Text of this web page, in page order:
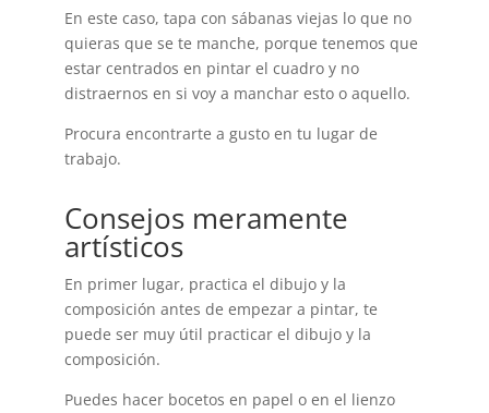
En este caso, tapa con sábanas viejas lo que no
quieras que se te manche, porque tenemos que
estar centrados en pintar el cuadro y no
distraernos en si voy a manchar esto o aquello.
Procura encontrarte a gusto en tu lugar de
trabajo.
Consejos meramente
artísticos
En primer lugar, practica el dibujo y la
composición antes de empezar a pintar, te
puede ser muy útil practicar el dibujo y la
composición.
Puedes hacer bocetos en papel o en el lienzo